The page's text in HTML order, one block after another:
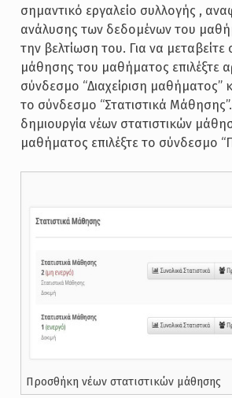
σημαντικό εργαλείο συλλογής ,
ανάλυσης των δεδομένων του
την βελτίωση του. Για να μεταβείτε
μάθησης του μαθήματος επιλέξτε
σύνδεσμο “Διαχείριση μαθήματος”
το σύνδεσμο “Στατιστικά
δημιουργία νέων στατιστικών
μαθήματος επιλέξτε το σύνδεσμο
Προσθήκη νέων στατιστικών μάθησης